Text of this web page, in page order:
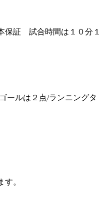
保証 試合時間は１０分１
ールは２点/ランニングタ
。